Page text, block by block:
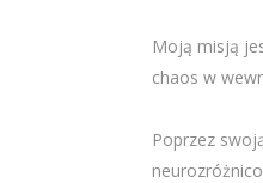
Moją misją
chaos w
Poprzez